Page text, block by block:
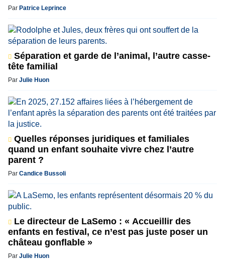
Par Patrice Leprince
Séparation et garde de l’animal, l’autre casse-
tête familial
Par Julie Huon
Quelles réponses juridiques et familiales
quand un enfant souhaite vivre chez l’autre
parent ?
Par Candice Bussoli
Le directeur de LaSemo : « Accueillir des
enfants en festival, ce n’est pas juste poser un
château gonflable »
Par Julie Huon